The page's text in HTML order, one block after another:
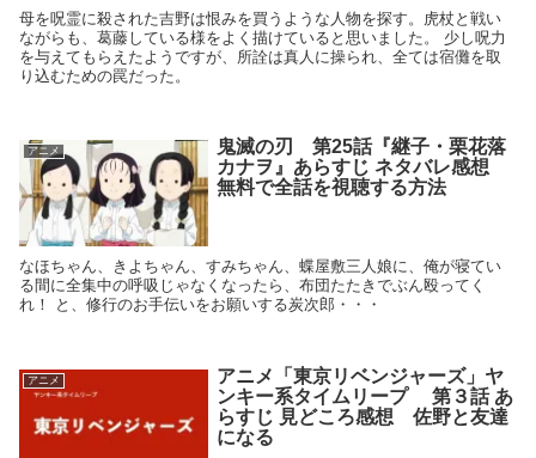
母を呪霊に殺された吉野は恨みを買うような人物を探す。虎杖と戦い
ながらも、葛藤している様をよく描けていると思いました。 少し呪力
を与えてもらえたようですが、所詮は真人に操られ、全ては宿儺を取
り込むための罠だった。
アニメ
鬼滅の刃 第25話『継子・栗花落
カナヲ』あらすじ ネタバレ感想
無料で全話を視聴する方法
なほちゃん、きよちゃん、すみちゃん、蝶屋敷三人娘に、俺が寝てい
る間に全集中の呼吸じゃなくなったら、布団たたきでぶん殴ってく
れ！ と、修行のお手伝いをお願いする炭次郎・・・
アニメ
アニメ「東京リベンジャーズ」ヤ
ンキー系タイムリープ 第３話 あ
らすじ 見どころ感想 佐野と友達
になる